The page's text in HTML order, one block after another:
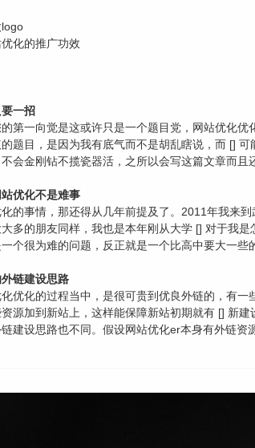
化的推广功效
一招
第一向觉是这或许只是一个题目党，网站优化
题目，是因为我有底气而不是胡乱瞎说，而 []
会金刚钻不揽瓷器活，之所以会写这篇文章而且
优化不是难事
的事情，那还得从几年前提及了。2011年我来
多的朋友同样，我也是本年刚从大学 [] 对于我
个很为难的问题，反正就是一个比高中要大一些
链建设思路
优化的过程当中，是很可贵到优良外链的，有
源加到新站上，这样能保障新站初期就有 [] 新
建设思路也不同。假设网站优化er本身有外链资